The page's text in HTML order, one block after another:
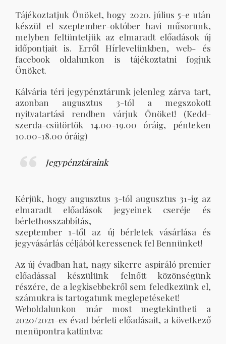
Tájékoztatjuk Önöket, hogy 2020. július 5-e után
készül el szeptember-október havi műsorunk,
melyben feltüntetjük az elmaradt előadások új
időpontjait is. Erről Hírlevelünkben, web- és
facebook oldalunkon is tájékoztatni fogjuk
Önöket.
Kálvária téri jegypénztárunk jelenleg zárva tart,
azonban augusztus 3-tól a megszokott
nyitvatartási rendben várjuk Önöket! (Kedd-
szerda-csütörtök 14.00-19.00 óráig, pénteken
10.00-18.00 óráig)
Jegypénztáraink
Kérjük, hogy augusztus 3-tól augusztus 31-ig az
elmaradt előadások jegyeinek cseréje és
bérlethosszabbítás,
szeptember 1-től az új bérletek vásárlása és
jegyvásárlás céljából keressenek fel Bennünket!
Az új évadban hat, nagy sikerre aspiráló premier
előadással készülünk felnőtt közönségünk
részére, de a legkisebbekről sem feledkezünk el,
számukra is tartogatunk meglepetéseket!
Weboldalunkon már most megtekintheti a
2020/2021-es évad bérleti előadásait, a következő
menüpontra kattintva: